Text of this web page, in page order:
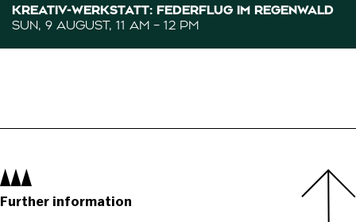
KREATIV-WERKSTATT: FEDERFLUG IM REGENWALD
SUN, 9 AUGUST, 11 AM – 12 PM
Navigation:
Further information